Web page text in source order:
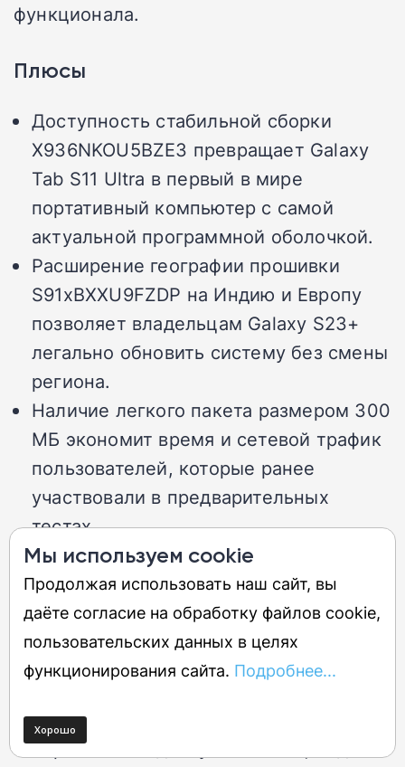
функционала.
Плюсы
Доступность стабильной сборки
X936NKOU5BZE3 превращает Galaxy
Tab S11 Ultra в первый в мире
портативный компьютер с самой
актуальной программной оболочкой.
Расширение географии прошивки
S91xBXXU9FZDP на Индию и Европу
позволяет владельцам Galaxy S23+
легально обновить систему без смены
региона.
Наличие легкого пакета размером 300
МБ экономит время и сетевой трафик
пользователей, которые ранее
участвовали в предварительных
тестах.
Минусы
Огромный объем дистрибутива в 4 ГБ
вынуждает владельцев базовых
окончания процесса загрузки файлов.
Ограничение доступности софта для
Мы используем cookie
Продолжая использовать наш сайт, вы
даёте согласие на обработку файлов cookie,
пользовательских данных в целях
функционирования сайта. Подробнее...